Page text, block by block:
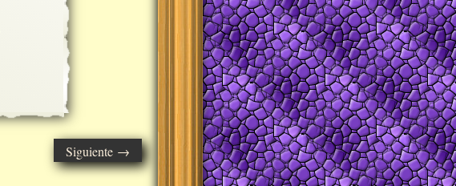
Siguiente →